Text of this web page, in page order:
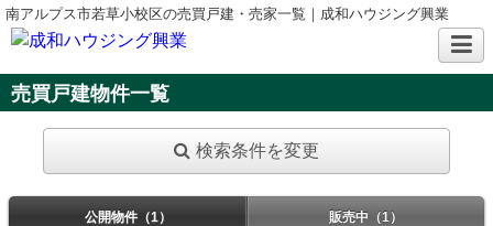
南アルプス市若草小校区の売買戸建・売家一覧｜成和ハウジング興業
売買戸建物件一覧
検索条件を変更
公開物件（1） 販売中（1）